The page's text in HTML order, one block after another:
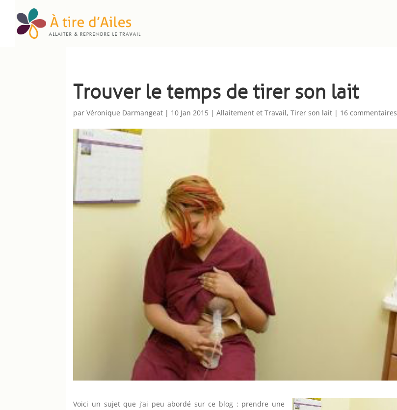
Trouver le temps de tirer son lait
parVéronique Darmangeat | 10 Jan 2015 |Allaitement et Travail,Tirer son lait | 16 commentaires
Voici un sujet que j’ai peu abordé sur ce blog : prendre une